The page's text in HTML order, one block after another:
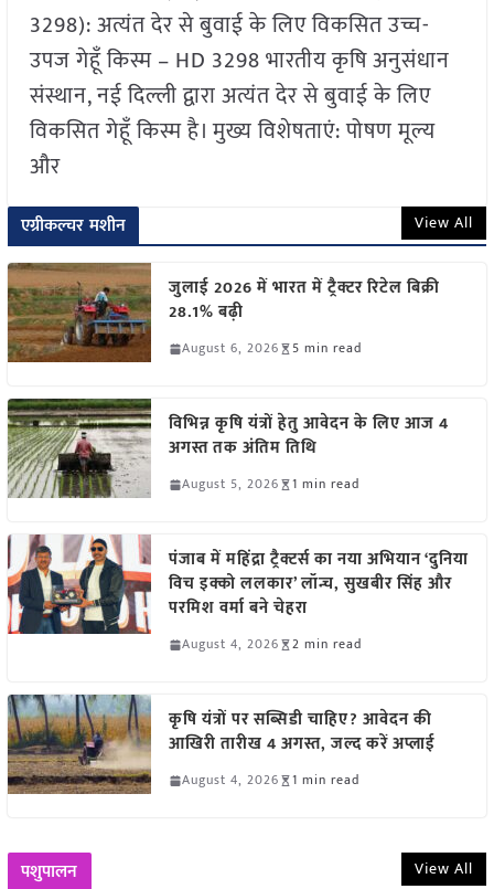
3298): अत्यंत देर से बुवाई के लिए विकसित उच्च-
उपज गेहूँ किस्म – HD 3298 भारतीय कृषि अनुसंधान
संस्थान, नई दिल्ली द्वारा अत्यंत देर से बुवाई के लिए
विकसित गेहूँ किस्म है। मुख्य विशेषताएं: पोषण मूल्य
और
एग्रीकल्चर मशीन View All
जुलाई 2026 में भारत में ट्रैक्टर रिटेल बिक्री
28.1% बढ़ी
August 6, 2026 5 min read
विभिन्न कृषि यंत्रों हेतु आवेदन के लिए आज 4
अगस्त तक अंतिम तिथि
August 5, 2026 1 min read
पंजाब में महिंद्रा ट्रैक्टर्स का नया अभियान ‘दुनिया
विच इक्को ललकार’ लॉन्च, सुखबीर सिंह और
परमिश वर्मा बने चेहरा
August 4, 2026 2 min read
कृषि यंत्रों पर सब्सिडी चाहिए? आवेदन की
आखिरी तारीख 4 अगस्त, जल्द करें अप्लाई
August 4, 2026 1 min read
पशुपालन View All